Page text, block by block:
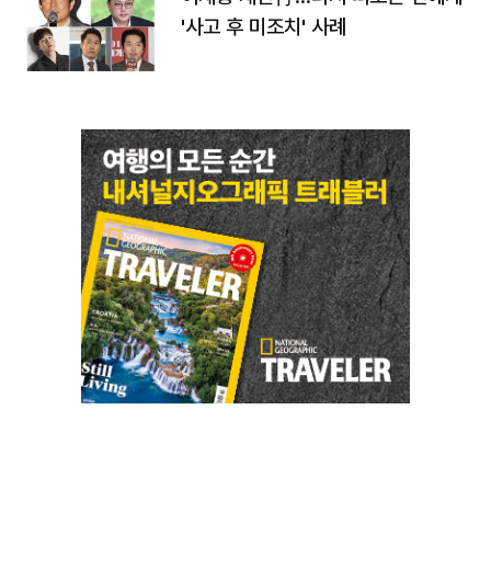
'사고 후 미조치' 사례